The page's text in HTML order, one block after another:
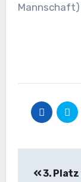
Mannschaft)
3.